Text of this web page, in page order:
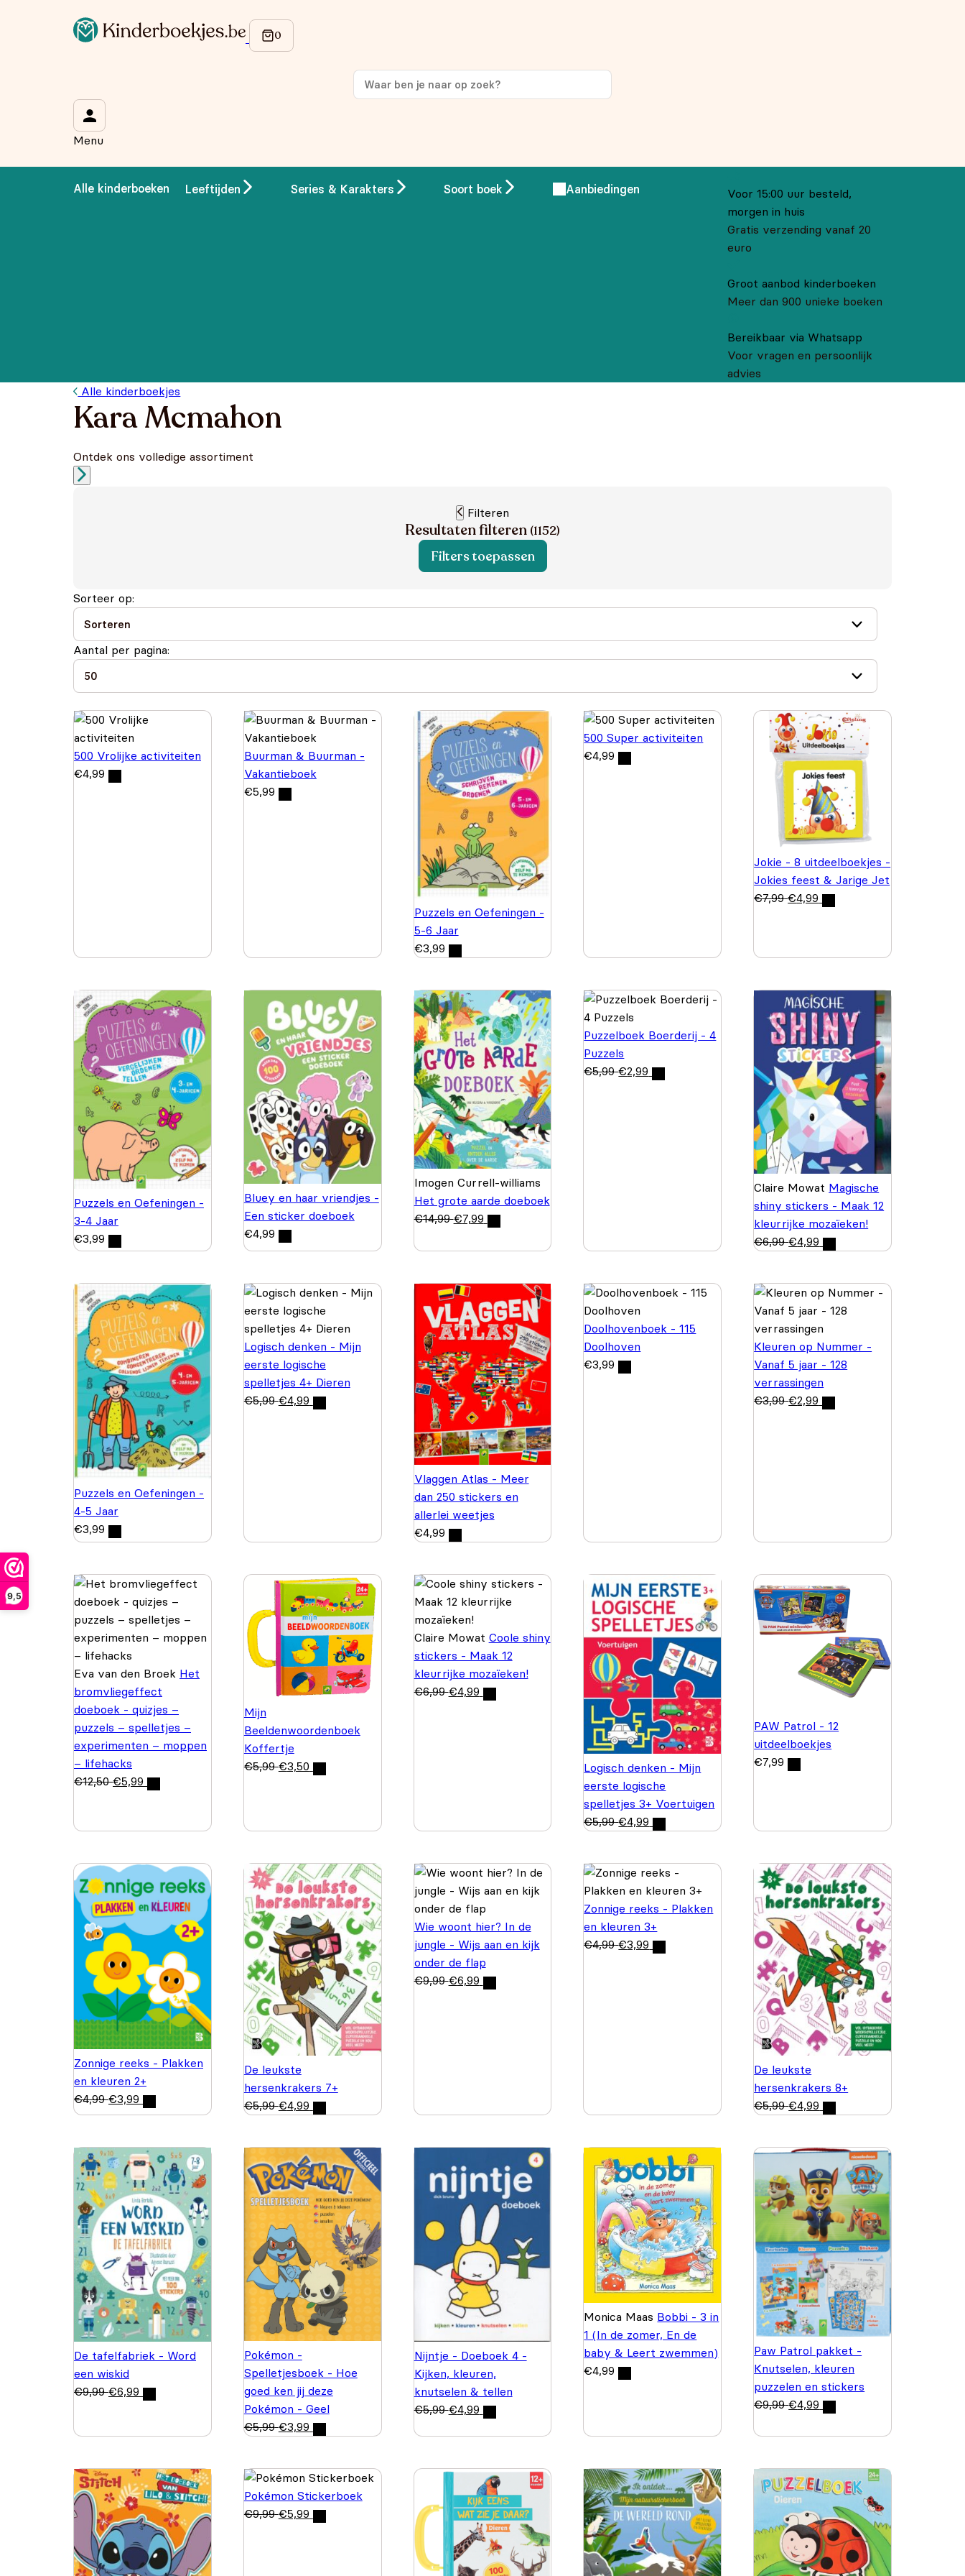
9,5
Menu
Alle kinderboeken Leeftijden Series & Karakters Soort boek Aanbiedingen
Voor 15:00 uur besteld,
morgen in huis
Gratis verzending vanaf 20
euro
Groot aanbod kinderboeken
Meer dan 900 unieke boeken
Bereikbaar via Whatsapp
Voor vragen en persoonlijk
advies
Alle kinderboekjes
Kara Mcmahon
Ontdek ons volledige assortiment
Filteren
Resultaten filteren (1152)
Filters toepassen
Sorteer op:
Aantal per pagina:
500 Vrolijke activiteiten
€4,99
Buurman & Buurman -
Vakantieboek
€5,99
Puzzels en Oefeningen -
5-6 Jaar
€3,99
500 Super activiteiten
€4,99
Jokie - 8 uitdeelboekjes -
Jokies feest & Jarige Jet
€7,99 €4,99
Puzzels en Oefeningen -
3-4 Jaar
€3,99
Bluey en haar vriendjes -
Een sticker doeboek
€4,99
Imogen Currell-williams
Het grote aarde doeboek
€14,99 €7,99
Puzzelboek Boerderij - 4
Puzzels
€5,99 €2,99
Claire Mowat Magische
shiny stickers - Maak 12
kleurrijke mozaïeken!
€6,99 €4,99
Puzzels en Oefeningen -
4-5 Jaar
€3,99
Logisch denken - Mijn
eerste logische
spelletjes 4+ Dieren
€5,99 €4,99
Vlaggen Atlas - Meer
dan 250 stickers en
allerlei weetjes
€4,99
Doolhovenboek - 115
Doolhoven
€3,99
Kleuren op Nummer -
Vanaf 5 jaar - 128
verrassingen
€3,99 €2,99
Eva van den Broek Het
bromvliegeffect
doeboek - quizjes –
puzzels – spelletjes –
experimenten – moppen
– lifehacks
€12,50 €5,99
Mijn
Beeldenwoordenboek
Koffertje
€5,99 €3,50
Claire Mowat Coole shiny
stickers - Maak 12
kleurrijke mozaïeken!
€6,99 €4,99
Logisch denken - Mijn
eerste logische
spelletjes 3+ Voertuigen
€5,99 €4,99
PAW Patrol - 12
uitdeelboekjes
€7,99
Zonnige reeks - Plakken
en kleuren 2+
€4,99 €3,99
De leukste
hersenkrakers 7+
€5,99 €4,99
Wie woont hier? In de
jungle - Wijs aan en kijk
onder de flap
€9,99 €6,99
Zonnige reeks - Plakken
en kleuren 3+
€4,99 €3,99
De leukste
hersenkrakers 8+
€5,99 €4,99
De tafelfabriek - Word
een wiskid
€9,99 €6,99
Pokémon -
Spelletjesboek - Hoe
goed ken jij deze
Pokémon - Geel
€5,99 €3,99
Nijntje - Doeboek 4 -
Kijken, kleuren,
knutselen & tellen
€5,99 €4,99
Monica Maas Bobbi - 3 in
1 (In de zomer, En de
baby & Leert zwemmen)
€4,99
Paw Patrol pakket -
Knutselen, kleuren
puzzelen en stickers
€9,99 €4,99
Pokémon Stickerboek
€9,99 €5,99